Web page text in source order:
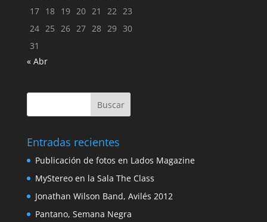
17 18 19 20 21 22 23
24 25 26 27 28 29 30
31
« Abr
Entradas recientes
Publicación de fotos en Lados Magazine
MyStereo en la Sala The Class
Jonathan Wilson Band, Avilés 2012
Pantano, Semana Negra